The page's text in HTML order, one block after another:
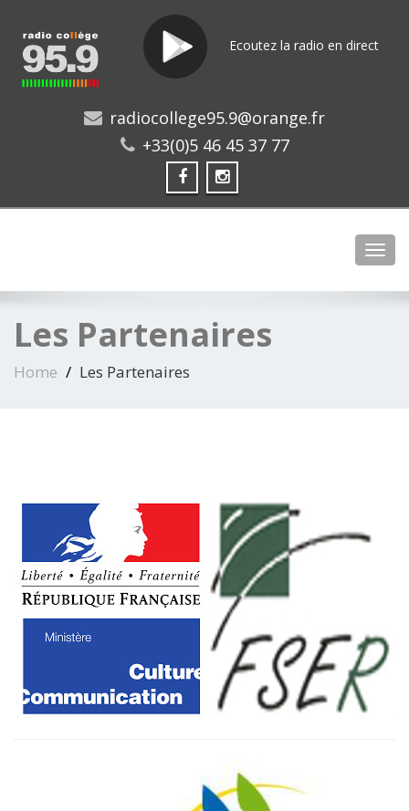
Ecoutez la radio en direct
radiocollege95.9@orange.fr
+33(0)5 46 45 37 77
Les Partenaires
Home Les Partenaires